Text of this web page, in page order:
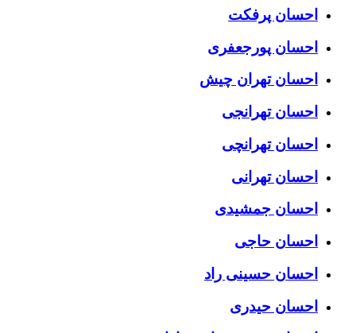
احسان پرفکت
احسان پورجعفری
احسان تهران چیش
احسان تهرانجی
احسان تهرانچی
احسان تهرانی
احسان جمشیدی
احسان حاجی
احسان حسینی راد
احسان حیدری